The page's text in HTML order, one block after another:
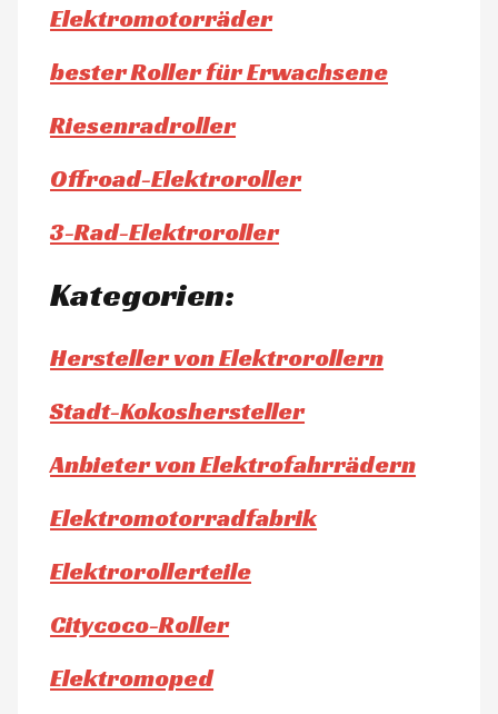
Elektromotorräder
bester Roller für Erwachsene
Riesenradroller
Offroad-Elektroroller
3-Rad-Elektroroller
Kategorien:
Hersteller von Elektrorollern
Stadt-Kokoshersteller
Anbieter von Elektrofahrrädern
Elektromotorradfabrik
Elektrorollerteile
Citycoco-Roller
Elektromoped